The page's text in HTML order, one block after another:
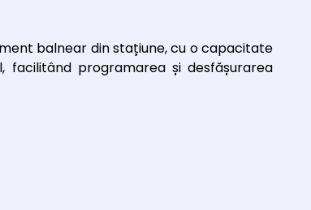
balnear din stațiune, cu o capacitate
programarea și desfășurarea